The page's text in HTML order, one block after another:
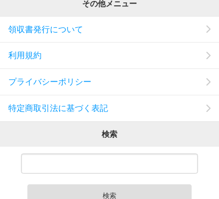
その他メニュー
領収書発行について
利用規約
プライバシーポリシー
特定商取引法に基づく表記
検索
検索